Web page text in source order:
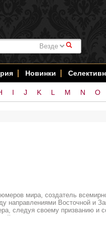
#
Новинки
I J K L M N O
мира, создатель
направлениями Восточной и
следуя своему призванию и
ценности и красоте стоят